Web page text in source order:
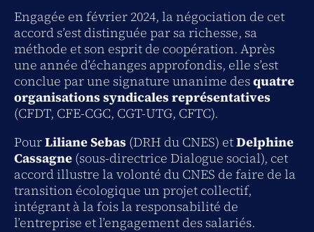
Engagée en février 2024, la négociation de cet
accord s’est distinguée par sa richesse, sa
méthode et son esprit de coopération. Après
une année d’échanges approfondis, elle s’est
conclue par une signature unanime desquatre
organisations syndicales représentatives
(CFDT, CFE-CGC, CGT-UTG, CFTC).
PourLiliane Sebas (DRH du CNES) etDelphine
Cassagne (sous-directrice Dialogue social), cet
accord illustre la volonté du CNES de faire de la
transition écologique un projet collectif,
intégrant à la fois la responsabilité de
l’entreprise et l’engagement des salariés.